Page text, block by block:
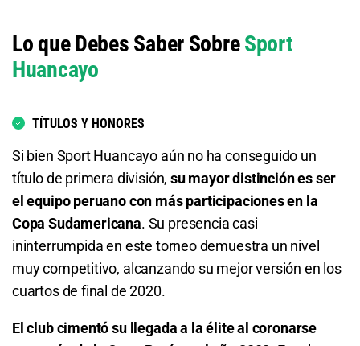
2.08 S/ 20,80 S/ 10,80
Sporting Cristal o Empate
1.13
Sporting Cristal o Sport Huancayo
1.24 S/ 12,40 S/ 2,40
Sport Huancayo o Empate
2.45 S/ 24,50 S/ 14,50
Lo que Debes Saber SobreSport
Huancayo
TÍTULOS Y HONORES
Si bien Sport Huancayo aún no ha conseguido un
título de primera división, su mayor distinción es ser
el equipo peruano con más participaciones en la
Copa Sudamericana. Su presencia casi
ininterrumpida en este torneo demuestra un nivel
muy competitivo, alcanzando su mejor versión en los
cuartos de final de 2020.
El club cimentó su llegada a la élite al coronarse